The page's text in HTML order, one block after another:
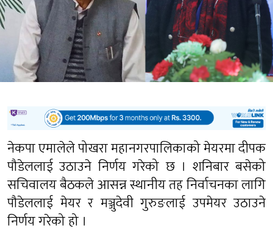
नेकपा एमालेले पोखरा महानगरपालिकाको मेयरमा दीपक
पौडेललाई उठाउने निर्णय गरेको छ । शनिबार बसेको
सचिवालय बैठकले आसन्न स्थानीय तह निर्वाचनका लागि
पौडेललाई मेयर र मञ्जुदेवी गुरुङलाई उपमेयर उठाउने
निर्णय गरेको हो ।